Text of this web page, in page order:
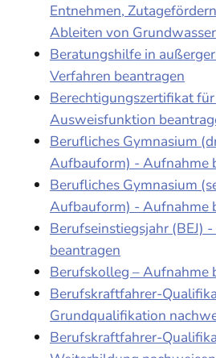
Entnehmen,
Ableiten von
Beratungshilfe in
Verfahren beantragen
Berechtigungszertifikat
Ausweisfunktion
Berufliches Gymnasium
Aufbauform) - Aufnahme
Berufliches Gymnasium
Aufbauform) - Aufnahme
Berufseinstiegsjahr (BEJ)
beantragen
Berufskolleg – Aufnahme
Berufskraftfahrer-
Grundqualifikation
Berufskraftfahrer-